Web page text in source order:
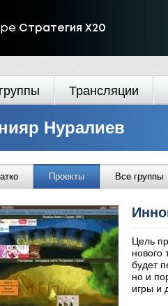
Стратегия Х20
Трансляции
Нуралиев
Проекты Все группы
Цель
будет
но и
игры и